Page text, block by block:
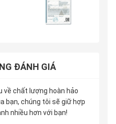
ĐÁNH GIÁ
về chất lượng hoàn hảo
bạn, chúng tôi sẽ giữ hợp
nhiều hơn với bạn!